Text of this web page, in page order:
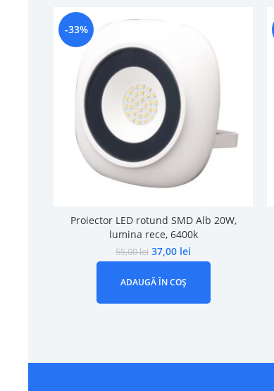
-33%
Proiector LED rotund SMD Alb 20W,
lumina rece, 6400k
55,00lei 37,00 lei
ADAUGĂ ÎN COȘ